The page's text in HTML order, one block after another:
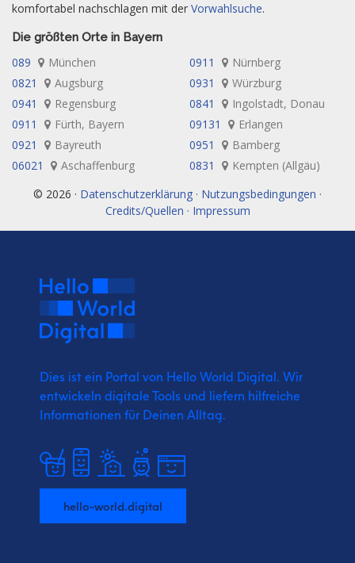
komfortabel nachschlagen mit der Vorwahlsuche.
Die größten Orte in Bayern
089 München 0911
Nürnberg
0821
Augsburg 0931
Würzburg
0941
Regensburg 0841
Ingolstadt, Donau
0911
Fürth, Bayern 09131
Erlangen
0921
Bayreuth 0951
Bamberg
06021
Aschaffenburg 0831
Kempten (Allgäu)
© 2026 · Datenschutzerklärung · Nutzungsbedingungen ·
Credits/Quellen · Impressum
Dies ist ein Portal von Hello World Digital. Wir
entwickeln digitale Tools und liefern hilfreiche
Informationen für Deinen Alltag.
hello-world.digital